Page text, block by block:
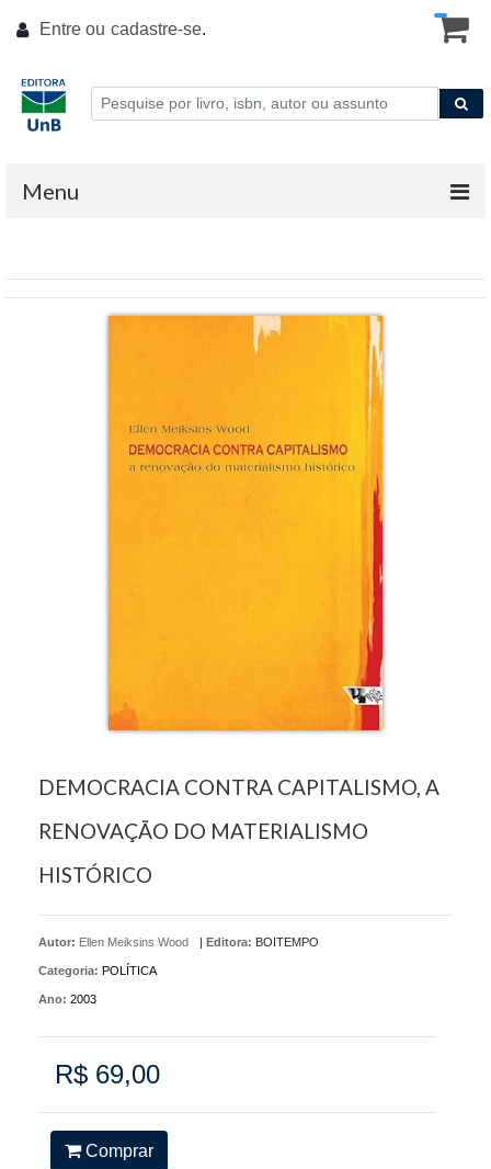
Entre ou cadastre-se.
Menu
DEMOCRACIA CONTRA CAPITALISMO, A
RENOVAÇÃO DO MATERIALISMO
HISTÓRICO
Autor: Ellen Meiksins Wood Editora: BOITEMPO
Categoria: POLÍTICA
Ano: 2003
R$ 69,00
Comprar